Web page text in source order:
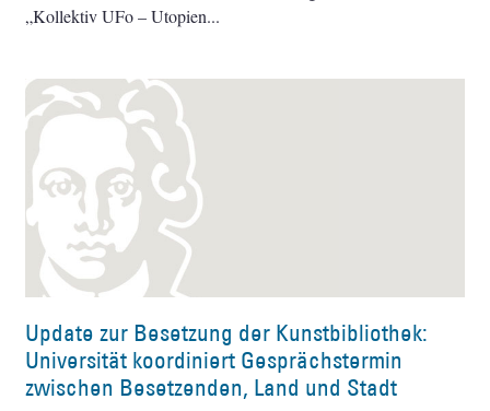
„Kollektiv UFo – Utopien
Update zur Besetzung der Kunstbibliothek:
Universität koordiniert Gesprächstermin
zwischen Besetzenden, Land und Stadt